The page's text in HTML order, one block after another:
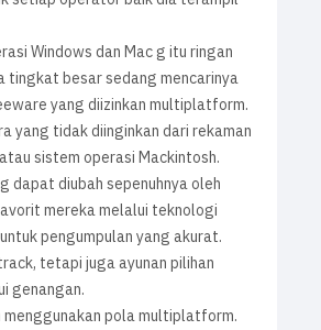
Windows dan Mac g itu ringan
tingkat besar sedang mencarinya
yang diizinkan multiplatform.
yang tidak diinginkan dari rekaman
sistem operasi Mackintosh.
dapat diubah sepenuhnya oleh
mereka melalui teknologi
pengumpulan yang akurat.
tetapi juga ayunan pilihan
genangan.
menggunakan pola multiplatform.